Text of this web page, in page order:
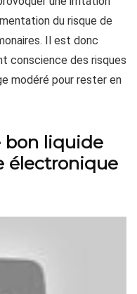
du risque de
Il est donc
conscience des risques
modéré pour rester en
bon liquide
électronique